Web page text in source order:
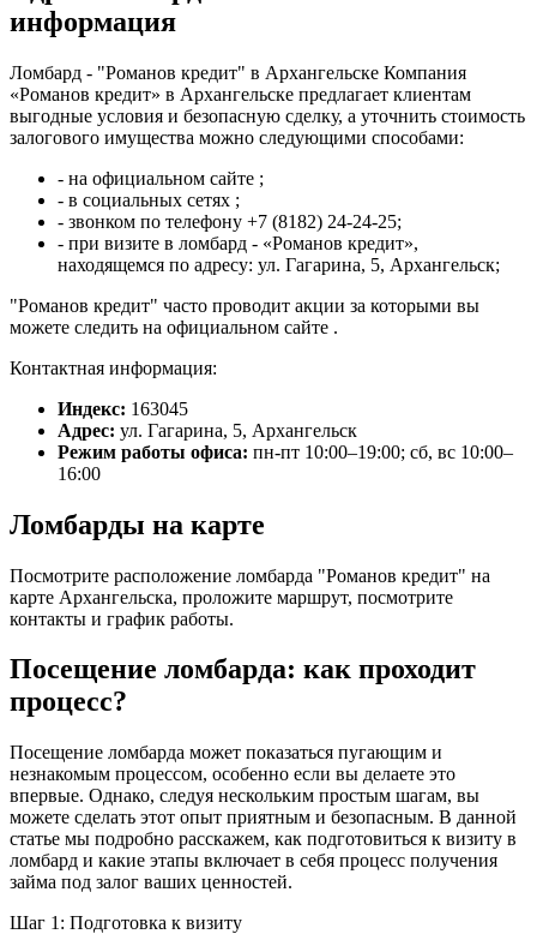
информация
Ломбард - "Романов кредит" в Архангельске Компания
«Романов кредит» в Архангельске предлагает клиентам
выгодные условия и безопасную сделку, а уточнить стоимость
залогового имущества можно следующими способами:
- на официальном сайте ;
- в социальных сетях ;
- звонком по телефону +7 (8182) 24-24-25;
- при визите в ломбард - «Романов кредит»,
находящемся по адресу: ул. Гагарина, 5, Архангельск;
"Романов кредит" часто проводит акции за которыми вы
можете следить на официальном сайте .
Контактная информация:
Индекс: 163045
Адрес: ул. Гагарина, 5, Архангельск
Режим работы офиса: пн-пт 10:00–19:00; сб, вс 10:00–
16:00
Ломбарды на карте
Посмотрите расположение ломбарда "Романов кредит" на
карте Архангельска, проложите маршрут, посмотрите
контакты и график работы.
Посещение ломбарда: как проходит
процесс?
Посещение ломбарда может показаться пугающим и
незнакомым процессом, особенно если вы делаете это
впервые. Однако, следуя нескольким простым шагам, вы
можете сделать этот опыт приятным и безопасным. В данной
статье мы подробно расскажем, как подготовиться к визиту в
ломбард и какие этапы включает в себя процесс получения
займа под залог ваших ценностей.
Шаг 1: Подготовка к визиту